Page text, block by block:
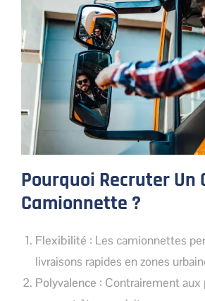
Pourquoi Recruter
Camionnette ?
Flexibilité : Les camionnettes
livraisons rapides en zones
Polyvalence : Contrairement aux